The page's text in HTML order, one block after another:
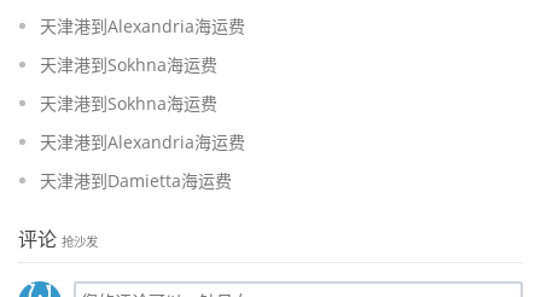
天津港到Alexandria海运费
天津港到Sokhna海运费
天津港到Sokhna海运费
天津港到Alexandria海运费
天津港到Damietta海运费
评论 抢沙发